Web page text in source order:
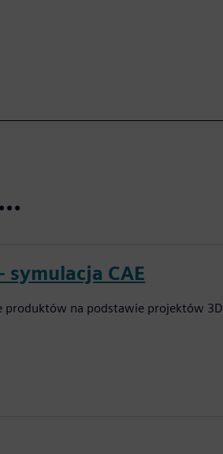
symulacja CAE
produktów na podstawie projektów 3D